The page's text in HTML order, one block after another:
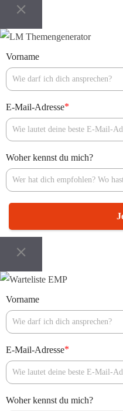
Vorname
E-Mail-Adresse*
Woher kennst du mich?
Vorname
E-Mail-Adresse*
Woher kennst du mich?